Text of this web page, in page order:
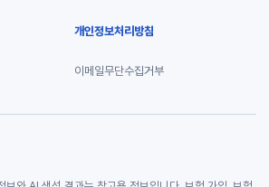
개인정보처리방침
이메일무단수집거부